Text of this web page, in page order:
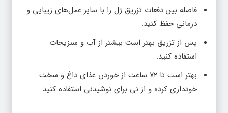
فاصله بین دفعات تزریق ژل را با سایر عمل‌های زیبایی و
درمانی حفظ کنید.
پس از تزریق بهتر است بیشتر از آب و سبزیجات
استفاده کنید.
بهتر است تا ۷۲ ساعت از خوردن غذای داغ و سخت
خودداری کرده و از نی برای نوشیدنی استفاده کنید.